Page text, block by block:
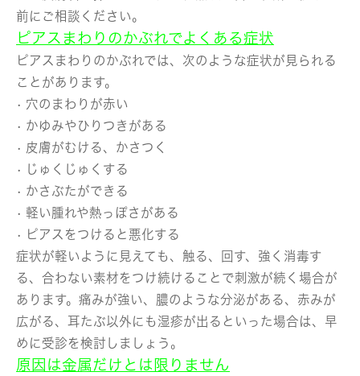
前にご相談ください。
ピアスまわりのかぶれでよくある症状
ピアスまわりのかぶれでは、次のような症状が見られる
ことがあります。
• 穴のまわりが赤い
• かゆみやひりつきがある
• 皮膚がむける、かさつく
• じゅくじゅくする
• かさぶたができる
• 軽い腫れや熱っぽさがある
• ピアスをつけると悪化する
症状が軽いように見えても、触る、回す、強く消毒す
る、合わない素材をつけ続けることで刺激が続く場合が
あります。痛みが強い、膿のような分泌がある、赤みが
広がる、耳たぶ以外にも湿疹が出るといった場合は、早
めに受診を検討しましょう。
原因は金属だけとは限りません